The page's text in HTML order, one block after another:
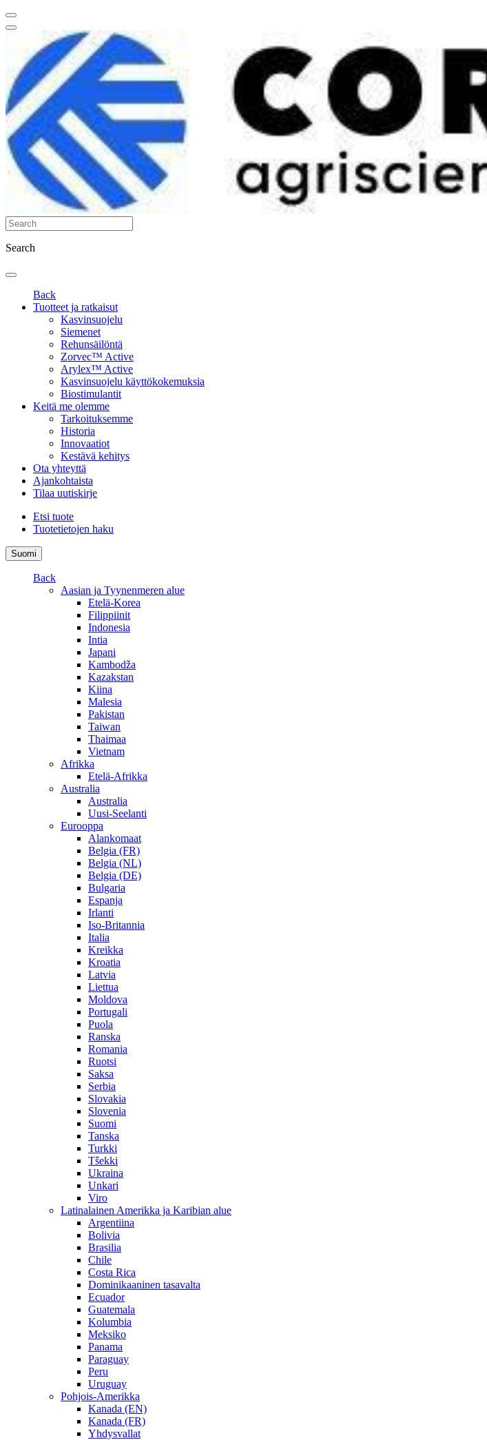
Search
Back
Tuotteet ja ratkaisut
Kasvinsuojelu
Siemenet
Rehunsäilöntä
Zorvec™ Active
Arylex™ Active
Kasvinsuojelu käyttökokemuksia
Biostimulantit
Keitä me olemme
Tarkoituksemme
Historia
Innovaatiot
Kestävä kehitys
Ota yhteyttä
Ajankohtaista
Tilaa uutiskirje
Etsi tuote
Tuotetietojen haku
Suomi
Back
Aasian ja Tyynenmeren alue
Etelä-Korea
Filippiinit
Indonesia
Intia
Japani
Kambodža
Kazakstan
Kiina
Malesia
Pakistan
Taiwan
Thaimaa
Vietnam
Afrikka
Etelä-Afrikka
Australia
Australia
Uusi-Seelanti
Eurooppa
Alankomaat
Belgia (FR)
Belgia (NL)
Belgia (DE)
Bulgaria
Espanja
Irlanti
Iso-Britannia
Italia
Kreikka
Kroatia
Latvia
Liettua
Moldova
Portugali
Puola
Ranska
Romania
Ruotsi
Saksa
Serbia
Slovakia
Slovenia
Suomi
Tanska
Turkki
Tšekki
Ukraina
Unkari
Viro
Latinalainen Amerikka ja Karibian alue
Argentiina
Bolivia
Brasilia
Chile
Costa Rica
Dominikaaninen tasavalta
Ecuador
Guatemala
Kolumbia
Meksiko
Panama
Paraguay
Peru
Uruguay
Pohjois-Amerikka
Kanada (EN)
Kanada (FR)
Yhdysvallat